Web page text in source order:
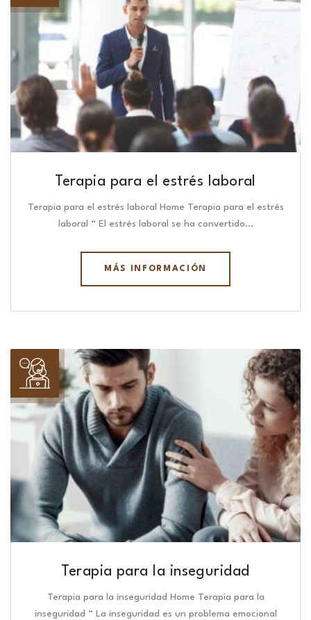
Terapia para el estrés laboral
Terapia para el estrés laboral Home Terapia para el estrés
laboral “ El estrés laboral se ha convertido…
MÁS INFORMACIÓN
Terapia para la inseguridad
Terapia para la inseguridad Home Terapia para la
inseguridad “ La inseguridad es un problema emocional